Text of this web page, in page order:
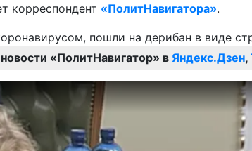
корреспондент «ПолитНавигатора».
«ПолитНавигатор» в Яндекс.Дзен,